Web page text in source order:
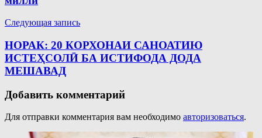
Следующая запись
НОРАК: 20 КОРХОНАИ САНОАТИЮ
ИСТЕҲСОЛӢ БА ИСТИФОДА ДОДА
МЕШАВАД
Добавить комментарий
Для отправки комментария вам необходимо авторизоваться.